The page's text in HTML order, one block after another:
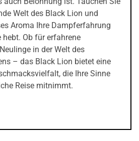
Welt des Black Lion und
Aroma Ihre Dampferfahrung
hebt. Ob für erfahrene
in der Welt des
– das Black Lion bietet eine
die Ihre Sinne
Reise mitnimmt.